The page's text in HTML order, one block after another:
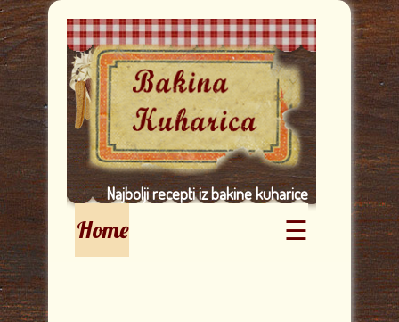
Najbolji recepti iz bakine kuharice
Home ☰